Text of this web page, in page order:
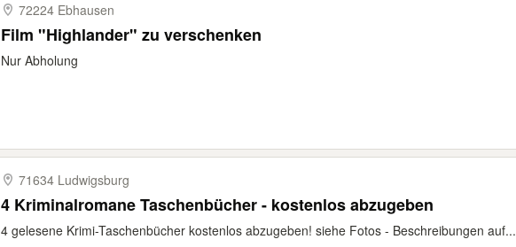
72224 Ebhausen
Film "Highlander" zu verschenken
Nur Abholung
71634 Ludwigsburg
4 Kriminalromane Taschenbücher - kostenlos abzugeben
4 gelesene Krimi-Taschenbücher kostenlos abzugeben! siehe Fotos - Beschreibungen auf...